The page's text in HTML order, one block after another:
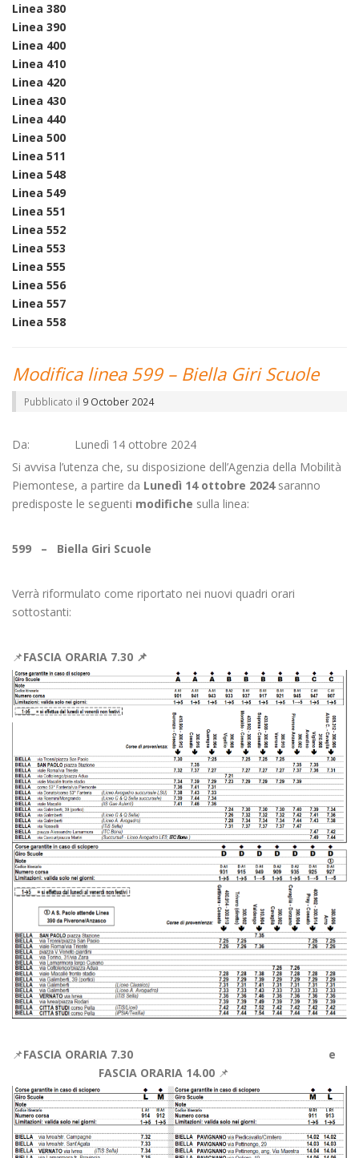
Linea 380
Linea 390
Linea 400
Linea 410
Linea 420
Linea 430
Linea 440
Linea 500
Linea 511
Linea 548
Linea 549
Linea 551
Linea 552
Linea 553
Linea 555
Linea 556
Linea 557
Linea 558
Modifica linea 599 – Biella Giri Scuole
Pubblicato il 9 October 2024
Da: Lunedì 14 ottobre 2024
Si avvisa l’utenza che, su disposizione dell’Agenzia della Mobilità
Piemontese, a partire da Lunedì 14 ottobre 2024saranno
predisposte le seguenti modifiche sulla linea:
599 – Biella Giri Scuole
Verrà riformulato come riportato nei nuovi quadri orari
sottostanti:
📌FASCIA ORARIA 7.30 📌
📌FASCIA ORARIA 7.30 e
FASCIA ORARIA 14.00 📌